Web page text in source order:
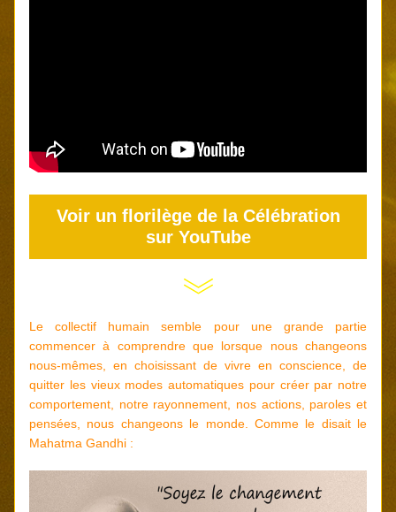
Voir un florilège de la Célébration
sur YouTube
Le collectif humain semble pour une grande partie
commencer à comprendre que lorsque nous changeons
nous-mêmes, en choisissant de vivre en conscience, de
quitter les vieux modes automatiques pour créer par notre
comportement, notre rayonnement, nos actions, paroles et
pensées, nous changeons le monde. Comme le disait le
Mahatma Gandhi :